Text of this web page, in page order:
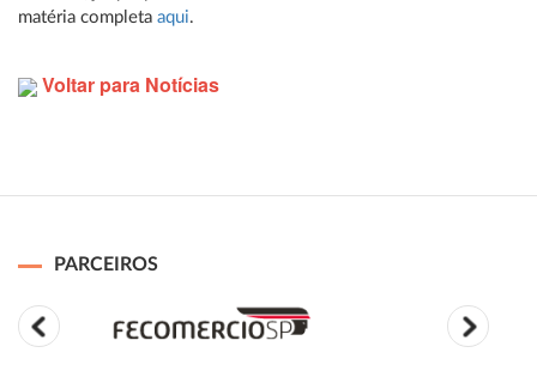
matéria completa aqui.
Voltar para Notícias
PARCEIROS